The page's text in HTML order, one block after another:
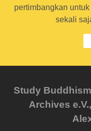
pertimbangkan
sekali
Study
Archives